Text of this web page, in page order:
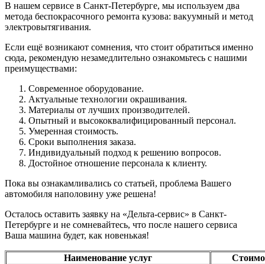
В нашем сервисе в Санкт-Петербурге, мы используем два
метода беспокрасочного ремонта кузова: вакуумный и метод
электровытягивания.
Если ещё возникают сомнения, что стоит обратиться именно
сюда, рекомендую незамедлительно ознакомьтесь с нашими
преимуществами:
Современное оборудование.
Актуальные технологии окрашивания.
Материалы от лучших производителей.
Опытный и высококвалифицированный персонал.
Умеренная стоимость.
Сроки выполнения заказа.
Индивидуальный подход к решению вопросов.
Достойное отношение персонала к клиенту.
Пока вы ознакамливались со статьей, проблема Вашего
автомобиля наполовину уже решена!
Осталось оставить заявку на «Дельта-сервис» в Санкт-
Петербурге и не сомневайтесь, что после нашего сервиса
Ваша машина будет, как новенькая!
Наименование услуг